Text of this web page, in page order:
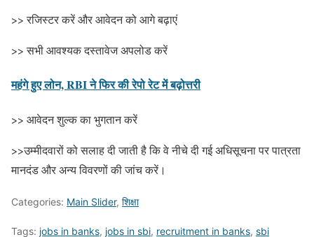
>> रजिस्टर करें और आवेदन को आगे बढ़ाएं
>> सभी आवश्यक दस्तावेज अपलोड करें
महंगे हुए लोन, RBI ने फिर की रेपो रेट में बढ़ोत्तरी
>> आवेदन शुल्क का भुगतान करें
>>उम्मीदवारों को सलाह दी जाती है कि वे नीचे दी गई अधिसूचना पर पात्रता
मानदंड और अन्य विवरणों की जांच करें।
Categories: Main Slider, शिक्षा
Tags: jobs in banks, jobs in sbi, recruitment in banks, sbi